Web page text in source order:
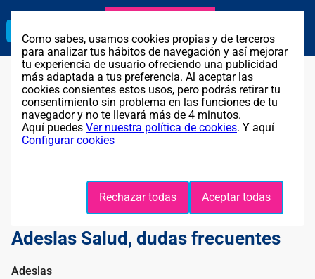
911 319 902
Adeslas Salud, dudas frecuentes
Adeslas
Como sabes, usamos cookies propias y de terceros
para analizar tus hábitos de navegación y así mejorar
tu experiencia de usuario ofreciendo una publicidad
más adaptada a tus preferencia. Al aceptar las
cookies consientes estos usos, pero podrás retirar tu
consentimiento sin problema en las funciones de tu
navegador y no te llevará más de 4 minutos.
Aquí puedes Ver nuestra política de cookies. Y aquí
Configurar cookies
Rechazar todas Aceptar todas